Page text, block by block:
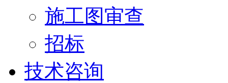
施工图审查
招标
技术咨询